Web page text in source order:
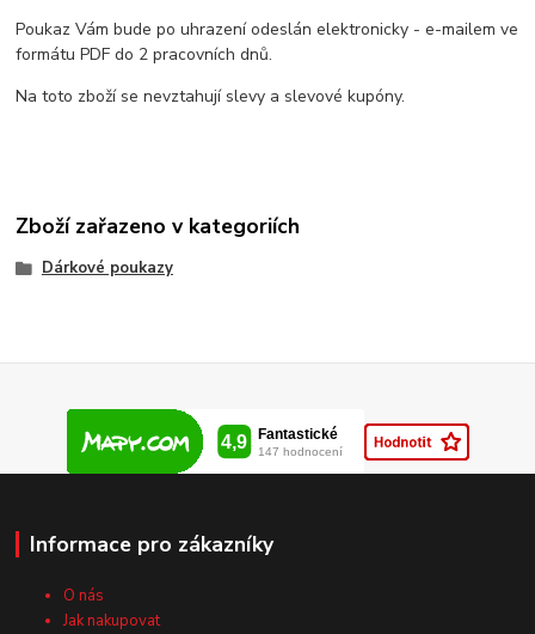
Poukaz Vám bude po uhrazení odeslán elektronicky - e-mailem ve
formátu PDF do 2 pracovních dnů.
Na toto zboží se nevztahují slevy a slevové kupóny.
Zboží zařazeno v kategoriích
Dárkové poukazy
Informace pro zákazníky
O nás
Jak nakupovat